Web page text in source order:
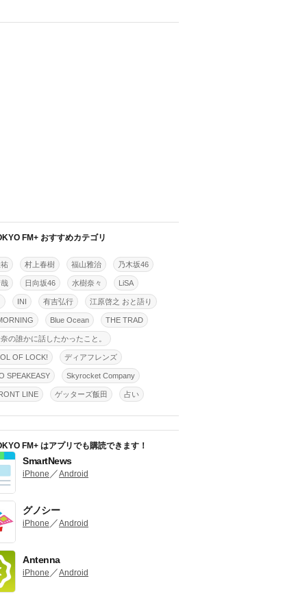
FM+ おすすめカテゴリ
村上春樹 福山雅治 乃木坂46
日向坂46 水樹奈々 LiSA
INI 有吉弘行 江原啓之 おと語り
Blue Ocean THE TRAD
の誰かに話したかったこと。
OF LOCK! ディアフレンズ
SPEAKEASY Skyrocket Company
LINE ゲッターズ飯田 占い
FM+ はアプリでも購読できます！
SmartNews
iPhone ／Android
グノシー
iPhone ／Android
Antenna
iPhone ／Android